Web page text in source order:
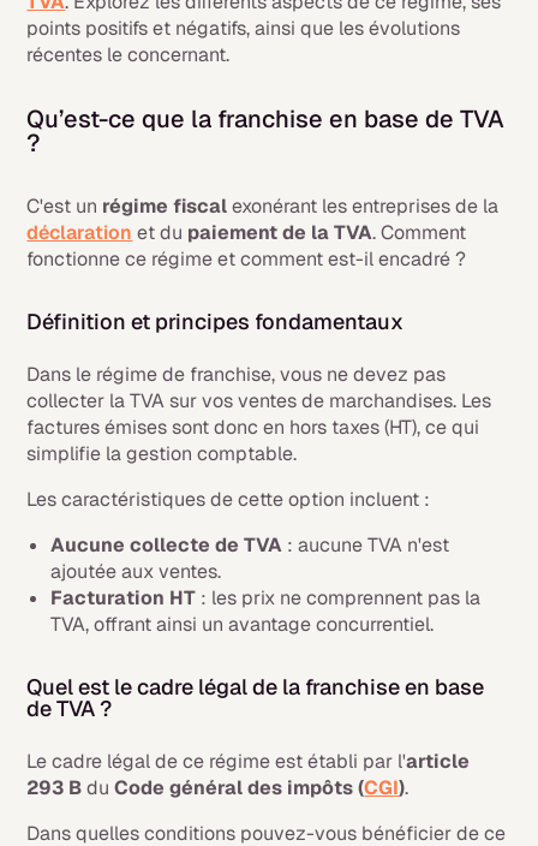
points positifs et négatifs, ainsi que les évolutions
récentes le concernant.
Qu’est-ce que la franchise en base de TVA
?
C'est un régime fiscalexonérant les entreprises de la
déclaration et du paiement de la TVA. Comment
fonctionne ce régime et comment est-il encadré ?
Définition et principes fondamentaux
Dans le régime de franchise, vous ne devez pas
collecter la TVA sur vos ventes de marchandises. Les
factures émises sont donc en hors taxes (HT), ce qui
simplifie la gestion comptable.
Les caractéristiques de cette option incluent :
Aucune collecte de TVA : aucune TVA n'est
ajoutée aux ventes.
Facturation HT : les prix ne comprennent pas la
TVA, offrant ainsi un avantage concurrentiel.
Quel est le cadre légal de la franchise en base
de TVA ?
Le cadre légal de ce régime est établi par l'article
293 BduCode général des impôts (CGI).
Dans quelles conditions pouvez-vous bénéficier de ce